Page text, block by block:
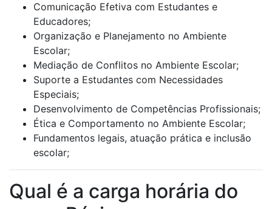
Comunicação Efetiva com Estudantes e
Educadores;
Organização e Planejamento no Ambiente
Escolar;
Mediação de Conflitos no Ambiente Escolar;
Suporte a Estudantes com Necessidades
Especiais;
Desenvolvimento de Competências Profissionais;
Ética e Comportamento no Ambiente Escolar;
Fundamentos legais, atuação prática e inclusão
escolar;
Qual é a carga horária do